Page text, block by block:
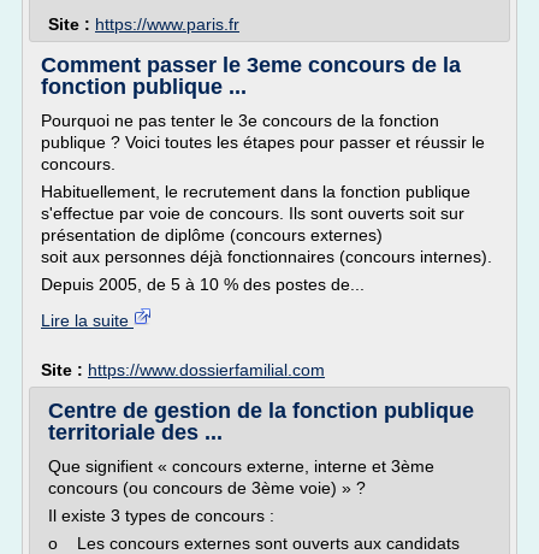
Site : https://www.paris.fr
Comment passer le 3eme concours de la
fonction publique ...
Pourquoi ne pas tenter le 3e concours de la fonction
publique ? Voici toutes les étapes pour passer et réussir le
concours.
Habituellement, le recrutement dans la fonction publique
s'effectue par voie de concours. Ils sont ouverts soit sur
pré­sentation de diplôme (concours externes)
soit aux personnes déjà fonctionnaires (concours internes).
Depuis 2005, de 5 à 10 % des postes de...
Lire la suite
Site : https://www.dossierfamilial.com
Centre de gestion de la fonction publique
territoriale des ...
Que signifient « concours externe, interne et 3ème
concours (ou concours de 3ème voie) » ?
Il existe 3 types de concours :
o Les concours externes sont ouverts aux candidats